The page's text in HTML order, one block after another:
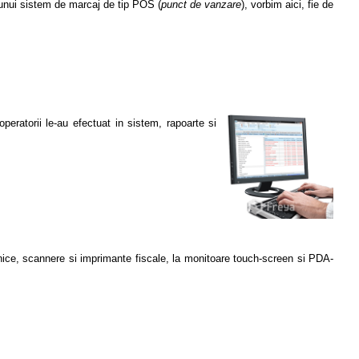
sistem de marcaj de tip POS (punct de vanzare), vorbim aici, fie de
le-au efectuat in sistem, rapoarte si
scannere si imprimante fiscale, la monitoare touch-screen si PDA-